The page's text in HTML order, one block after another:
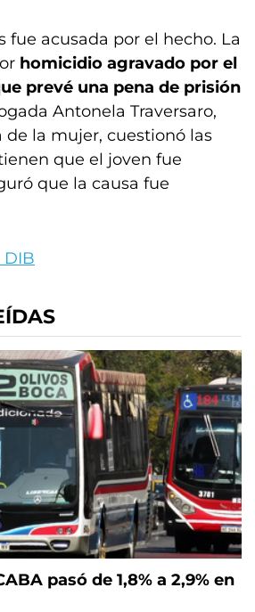
fue acusada por el hecho. La
homicidio agravado por el
prevé una pena de prisión
Antonela Traversaro,
de la mujer, cuestionó las
que el joven fue
que la causa fue
DIB
pasó de 1,8% a 2,9% en